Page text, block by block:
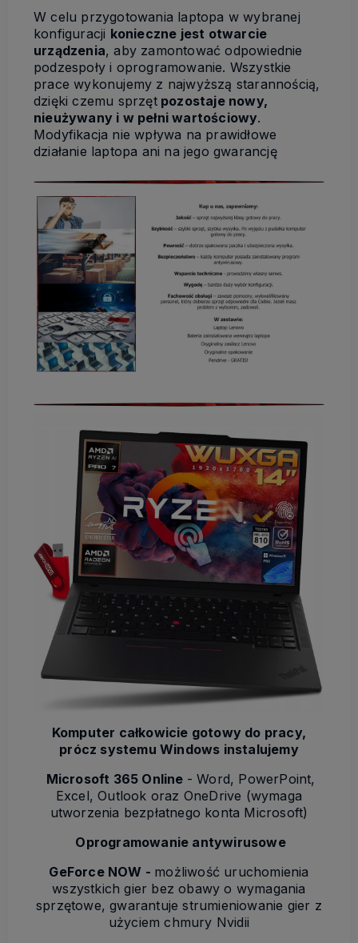
W celu przygotowania laptopa w wybranej
konfiguracji konieczne jest otwarcie
urządzenia, aby zamontować odpowiednie
podzespoły i oprogramowanie. Wszystkie
prace wykonujemy z najwyższą starannością,
dzięki czemu sprzętpozostaje nowy,
nieużywany i w pełni wartościowy.
Modyfikacja nie wpływa na prawidłowe
działanie laptopa ani na jego gwarancję
Komputer całkowicie gotowy do pracy,
prócz systemu Windows instalujemy
Microsoft 365 Online - Word, PowerPoint,
Excel, Outlook oraz OneDrive (wymaga
utworzenia bezpłatnego konta Microsoft)
Oprogramowanie antywirusowe
GeForce NOW - możliwość uruchomienia
wszystkich gier bez obawy o wymagania
sprzętowe, gwarantuje strumieniowanie gier z
użyciem chmury Nvidii